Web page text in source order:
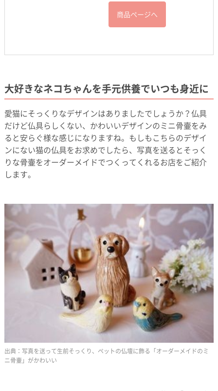
商品ページへ
大好きなネコちゃんを手元供養でいつも身近に
愛猫にそっくりなデザインはありましたでしょうか？仏具
だけど仏具らしくない、かわいいデザインのミニ骨壷をみ
ると安らぐ様な感じになりますね。もしもこちらのデザイ
ンにない猫の仏具をお求めでしたら、写真を送るとそっく
りな骨壷をオーダーメイドでつくってくれるお店をご紹介
します。
写真を送って生前そっくり、ペットの仏壇に飾る「オーダーメイドのミ
ニ骨壷」がかわいい